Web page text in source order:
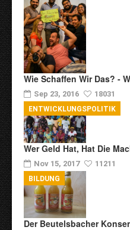
Wie Schaffen Wir Das? -
Sep 23, 2016 18031
Wer Geld Hat, Hat Die
Nov 15, 2017 11211
ENTWICKLUNGSPOLITIK
Der Beutelsbacher
BILDUNG